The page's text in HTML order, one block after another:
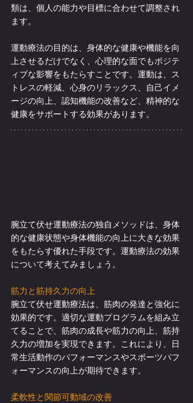
類は、個人の能力や目標に合わせて調整され
ます。
運動療法の目的は、身体的な健康や機能を向
上させるだけでなく、心理的な面でもポジテ
ィブな影響をもたらすことです。運動は、ス
トレスの軽減、心身のリラックス、自己イメ
ージの向上、認知機能の改善など、精神的な
健康をサポートする効果があります。
腕立て伏せ運動療法の独自メソッドは、身体
的な健康状態や身体機能の向上に大きな効果
をもたらす優れた手段です。運動療法の効果
について考えてみましょう。
筋力と筋持久力の向上
腕立て伏せ運動療法は、筋肉の発達と強化に
効果的です。適切な運動プログラムを組み立
てることで、筋肉の成長や筋力の向上、筋持
久力の増加を実現できます。これにより、日
常生活動作のパフォーマンスやスポーツパフ
ォーマンスの向上が期待できます。
柔軟性と関節可動域の改善